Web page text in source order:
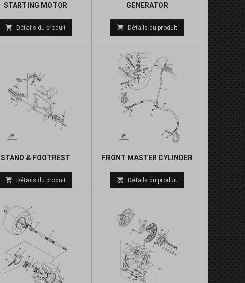
STARTING MOTOR
Prix
de
 Détails du produit
GENERATOR
Prix
de
base
 Détails du produit
STAND & FOOTREST
Prix
de
 Détails du produit
FRONT MASTER CYLINDER
Prix
de
 Détails du produit